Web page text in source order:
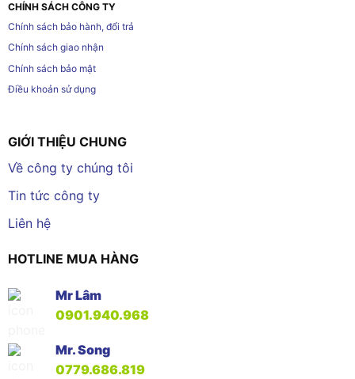
CHÍNH SÁCH CÔNG TY
Chính sách bảo hành, đổi trả
Chính sách giao nhận
Chính sách bảo mật
Điều khoản sử dụng
GIỚI THIỆU CHUNG
Về công ty chúng tôi
Tin tức công ty
Liên hệ
HOTLINE MUA HÀNG
Mr Lâm
0901.940.968
Mr. Song
0779.686.819